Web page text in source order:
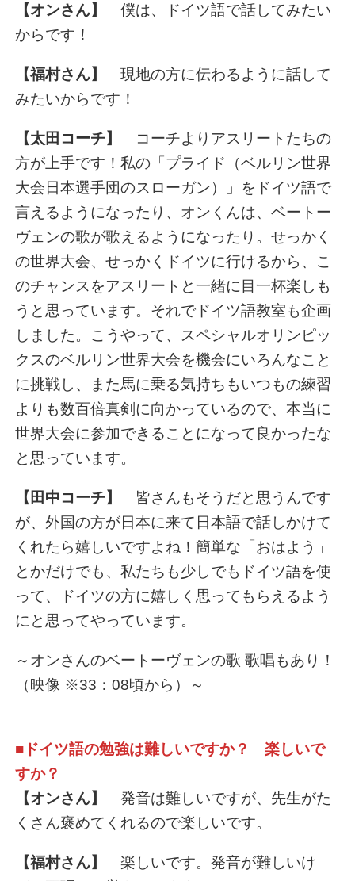
【オンさん】
僕は、ドイツ語で話してみたい
からです！
【福村さん】
現地の方に伝わるように話して
みたいからです！
【太田コーチ】
コーチよりアスリートたちの
方が上手です！私の「プライド（ベルリン世界
大会日本選手団のスローガン）」をドイツ語で
言えるようになったり、オンくんは、ベートー
ヴェンの歌が歌えるようになったり。せっかく
の世界大会、せっかくドイツに行けるから、こ
のチャンスをアスリートと一緒に目一杯楽しも
うと思っています。それでドイツ語教室も企画
しました。こうやって、スペシャルオリンピッ
クスのベルリン世界大会を機会にいろんなこと
に挑戦し、また馬に乗る気持ちもいつもの練習
よりも数百倍真剣に向かっているので、本当に
世界大会に参加できることになって良かったな
と思っています。
【田中コーチ】
皆さんもそうだと思うんです
が、外国の方が日本に来て日本語で話しかけて
くれたら嬉しいですよね！簡単な「おはよう」
とかだけでも、私たちも少しでもドイツ語を使
って、ドイツの方に嬉しく思ってもらえるよう
にと思ってやっています。
～オンさんのベートーヴェンの歌 歌唱もあり！
（映像 ※33：08頃から）～
■ドイツ語の勉強は難しいですか？ 楽しいで
すか？
【オンさん】
発音は難しいですが、先生がた
くさん褒めてくれるので楽しいです。
【福村さん】
楽しいです。発音が難しいけ